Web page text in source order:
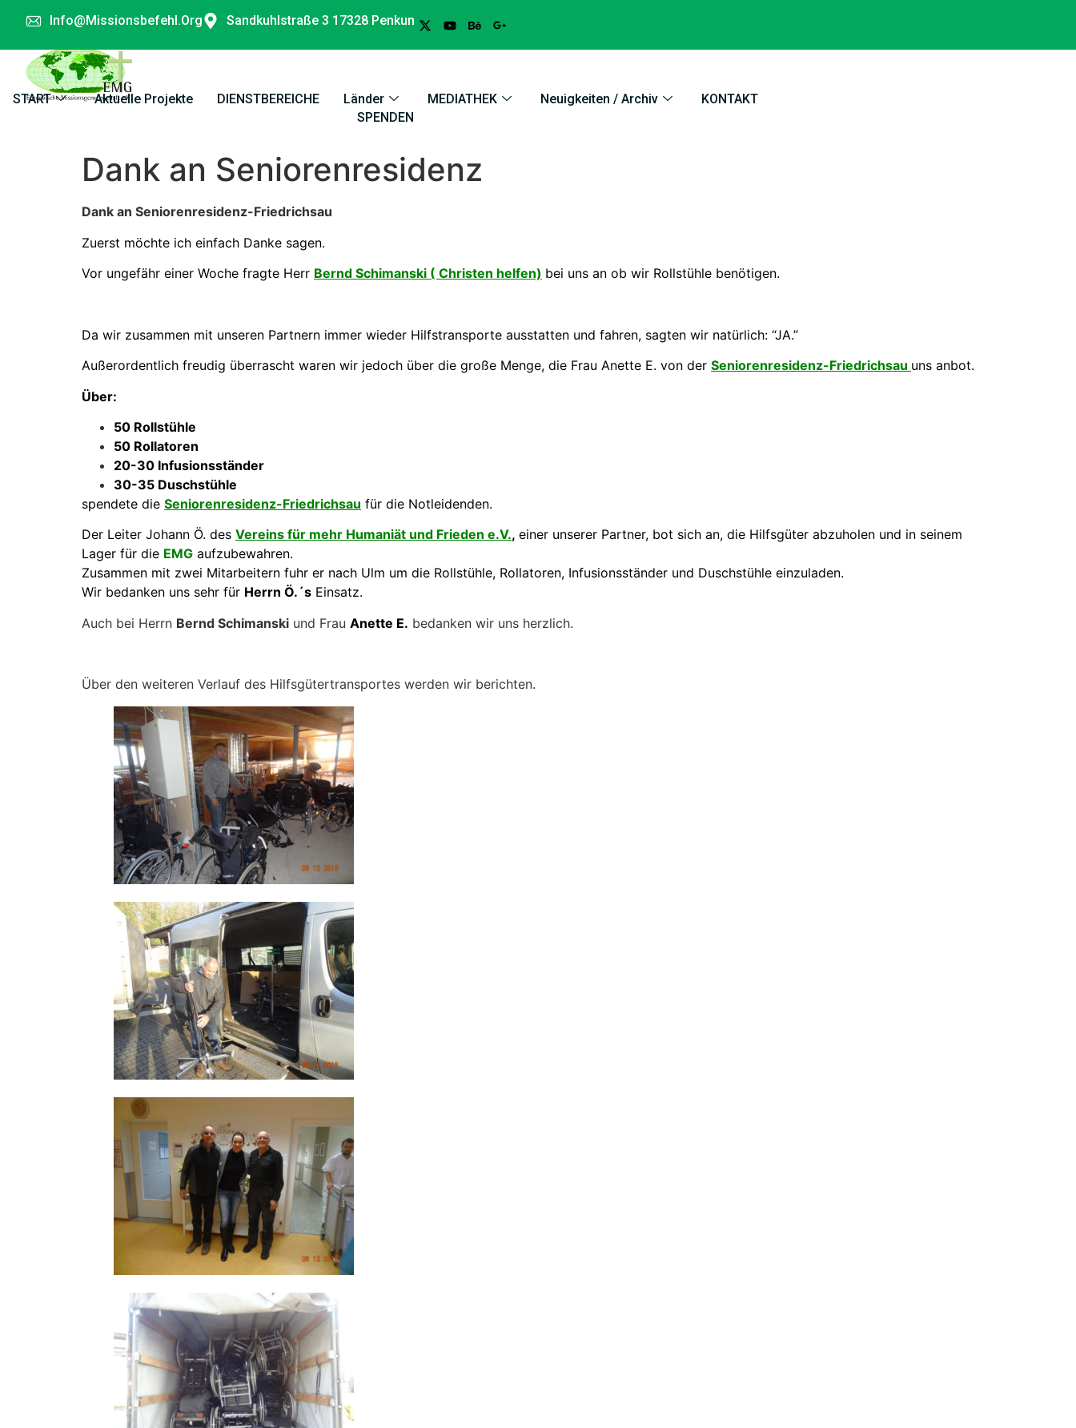
Info@missionsbefehl.org Sandkuhlstraße 3 17328 Penkun
START Aktuelle Projekte DIENSTBEREICHE Länder MEDIATHEK Neuigkeiten / Archiv
KONTAKT
SPENDEN
Dank an Seniorenresidenz
Dank an Seniorenresidenz-Friedrichsau
Zuerst möchte ich einfach Danke sagen.
Vor ungefähr einer Woche fragte Herr Bernd Schimanski ( Christen helfen) bei uns an ob wir Rollstühle benötigen.
Da wir zusammen mit unseren Partnern immer wieder Hilfstransporte ausstatten und fahren, sagten wir natürlich: “JA.”
Außerordentlich freudig überrascht waren wir jedoch über die große Menge, die Frau Anette E. von der Seniorenresidenz-Friedrichsau uns anbot.
Über:
50 Rollstühle
50 Rollatoren
20-30 Infusionsständer
30-35 Duschstühle
spendete die Seniorenresidenz-Friedrichsau für die Notleidenden.
Der Leiter Johann Ö. des Vereins für mehr Humaniät und Frieden e.V., einer unserer Partner, bot sich an, die Hilfsgüter abzuholen und in seinem
Lager für die EMG aufzubewahren.
Zusammen mit zwei Mitarbeitern fuhr er nach Ulm um die Rollstühle, Rollatoren, Infusionsständer und Duschstühle einzuladen.
Wir bedanken uns sehr für Herrn Ö.´s Einsatz.
Auch bei Herrn Bernd Schimanski und Frau Anette E. bedanken wir uns herzlich.
Über den weiteren Verlauf des Hilfsgütertransportes werden wir berichten.